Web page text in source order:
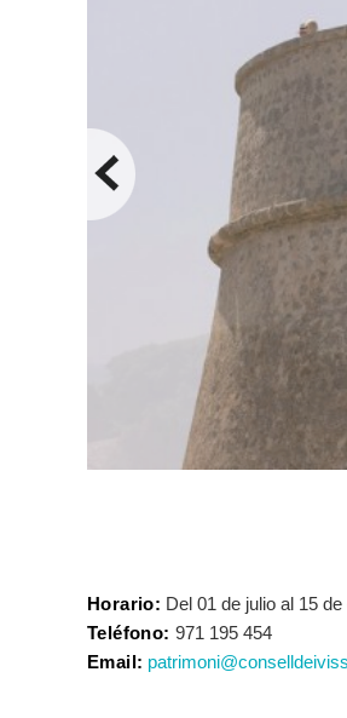
Horario: Del 01 de julio al 15
Teléfono: 971 195 454
Email: